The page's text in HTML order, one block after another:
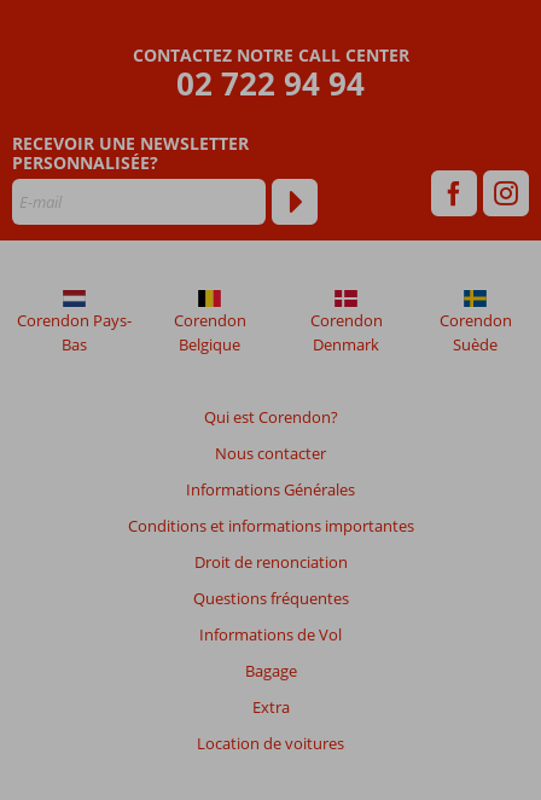
après
leur
séjour
dans
Sofiane
CONTACTEZ NOTRE CALL CENTER
02 722 94 94
RECEVOIR UNE NEWSLETTER
PERSONNALISÉE?
Qui est Corendon?
Nous contacter
Informations Générales
Conditions et informations importantes
Droit de renonciation
Questions fréquentes
Informations de Vol
Bagage
Extra
Location de voitures
Corendon Pays-
Bas
Corendon
Belgique
Corendon
Denmark
Corendon
Suède